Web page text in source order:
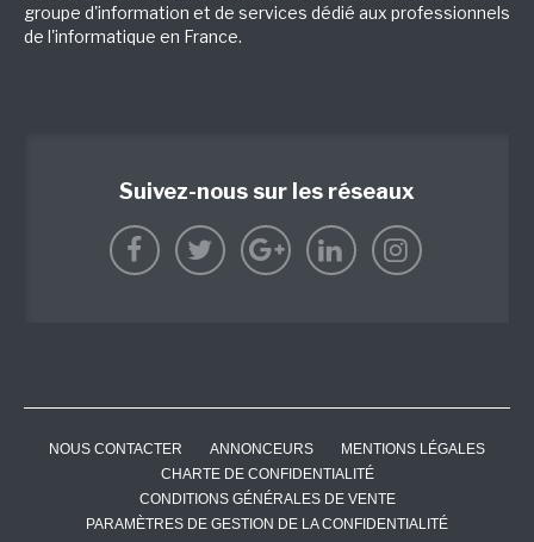
groupe d'information et de services dédié aux professionnels
de l'informatique en France.
Suivez-nous sur les réseaux
NOUS CONTACTER ANNONCEURS
MENTIONS LÉGALES
CHARTE DE CONFIDENTIALITÉ
CONDITIONS GÉNÉRALES DE VENTE
PARAMÈTRES DE GESTION DE LA CONFIDENTIALITÉ